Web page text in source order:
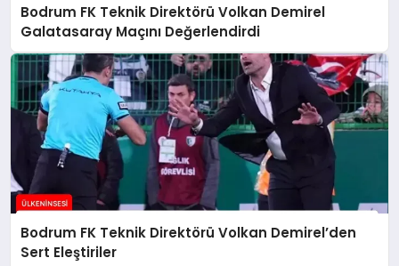
Bodrum FK Teknik Direktörü Volkan Demirel
Galatasaray Maçını Değerlendirdi
Bodrum FK Teknik Direktörü Volkan Demirel’den
Sert Eleştiriler